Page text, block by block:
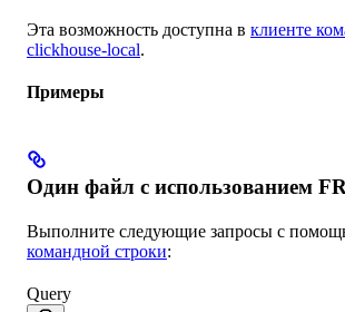
Эта возможность доступна в клиенте
clickhouse-local.
Примеры
Один файл с использованием
Выполните следующие запросы с
командной строки:
Query